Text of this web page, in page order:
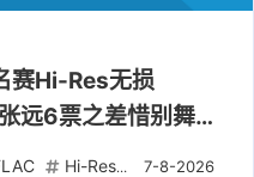
赛Hi-Res无损
远6票之差惜别舞
7-8-2026
Hi-Res无损音频 联名